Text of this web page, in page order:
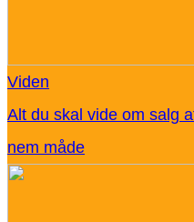
Viden
Alt du skal vide om salg
nem måde